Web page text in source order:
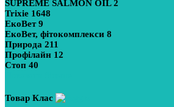
SUPREME SALMON OIL2
Trixie 1648
ЕкоВет9
ЕкоВет, фітокомплекси 8
Природа 211
Профілайн 12
Стоп 40
Товар Клас